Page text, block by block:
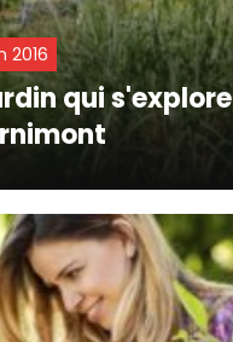
2016
qui s'explore